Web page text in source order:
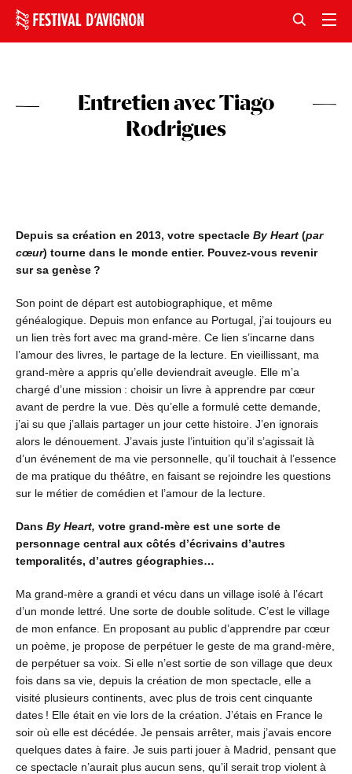
Entretien avec Tiago
Rodrigues
Depuis sa création en 2013, votre spectacle By Heart (par
cœur) tourne dans le monde entier. Pouvez-vous revenir
sur sa genèse ?
Son point de départ est autobiographique, et même
généalogique. Depuis mon enfance au Portugal, j’ai toujours eu
un lien très fort avec ma grand-mère. Ce lien s’incarne dans
l’amour des livres, le partage de la lecture. En vieillissant, ma
grand-mère a appris qu’elle deviendrait aveugle. Elle m’a
chargé d’une mission : choisir un livre à apprendre par cœur
avant de perdre la vue. Dès qu’elle a formulé cette demande,
j’ai su que j’allais partager un jour cette histoire. J’en ignorais
alors le dénouement. J’avais juste l’intuition qu’il s’agissait là
d’un événement de ma vie personnelle, qu’il touchait à l’essence
de ma pratique du théâtre, en faisant se rejoindre les questions
sur le métier de comédien et l’amour de la lecture.
Dans By Heart, votre grand-mère est une sorte de
personnage central aux côtés d’écrivains d’autres
temporalités, d’autres géographies…
Ma grand-mère a grandi et vécu dans un village isolé à l’écart
d’un monde lettré. Une sorte de double solitude. C’est le village
de mon enfance. En proposant au public d’apprendre par cœur
un poème, je propose de perpétuer le geste de ma grand-mère,
de perpétuer sa voix. Si elle n’est sortie de son village que deux
fois dans sa vie, depuis la création de mon spectacle, elle a
visité plusieurs continents, avec plus de trois cent cinquante
dates ! Elle était en vie lors de la création. J’étais en France le
soir où elle est décédée. Je pensais arrêter, mais j’avais encore
quelques dates à faire. Je suis parti jouer à Madrid, pensant que
ce spectacle n’aurait plus aucun sens, qu’il serait trop violent à